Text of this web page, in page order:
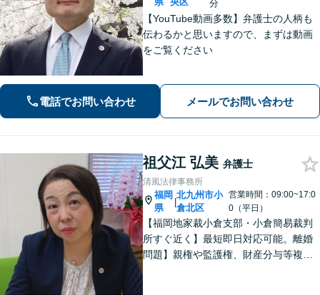
分
【YouTube動画多数】弁護士の人柄も
伝わるかと思いますので、まずは動画
をご覧ください
電話でお問い合わせ メールでお問い合わせ
祖父江 弘美 弁護士
清風法律事務所
福岡
県
|
北九州市小
倉北区
営業時間：09:00~17:0
0（平日）
【福岡地家裁小倉支部・小倉簡易裁判
所すぐ近く】最短即日対応可能。離婚
問題】親権や監護権、財産分与等複雑